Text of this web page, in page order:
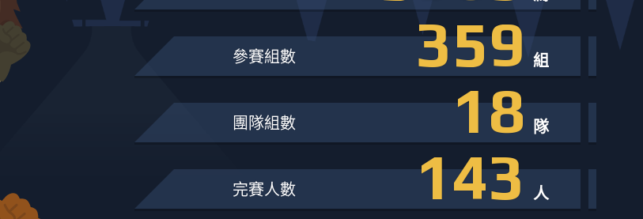
參賽組數 359 組
團隊組數 18 隊
完賽人數 143 人